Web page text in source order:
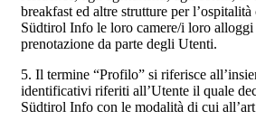
breakfast ed altre strutture per
Südtirol Info le loro camere/i loro alloggi
prenotazione da parte degli Utenti.
5. Il termine “Profilo” si riferisce
identificativi riferiti all’Utente il quale
Südtirol Info con le modalità di cui